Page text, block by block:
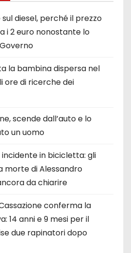
diesel, perché il prezzo
i 2 euro nonostante lo
la bambina dispersa nel
ore di ricerche dei
scende dall’auto e lo
un uomo
incidente in bicicletta: gli
morte di Alessandro
da chiarire
conferma la
14 anni e 9 mesi per il
due rapinatori dopo